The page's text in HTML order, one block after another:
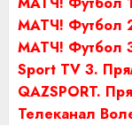
МАТЧ! Футбол
МАТЧ! Футбол
Sport TV 3.
QAZSPORT.
Телеканал